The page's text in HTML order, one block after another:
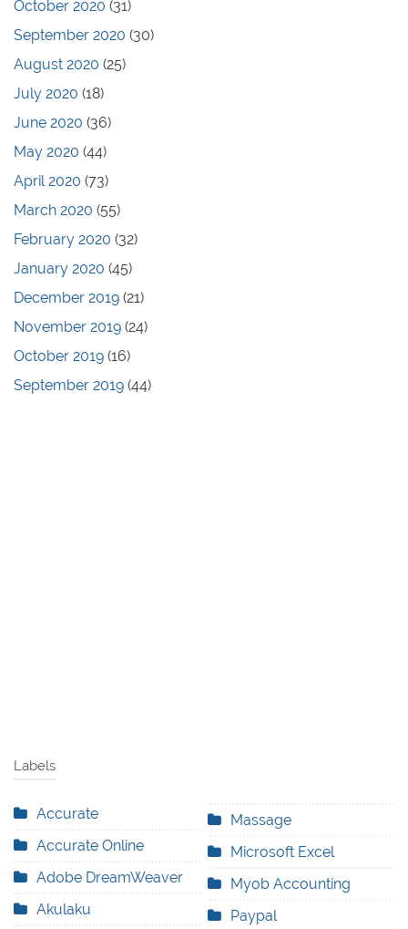
October 2020 (31)
September 2020 (30)
August 2020 (25)
July 2020 (18)
June 2020 (36)
May 2020 (44)
April 2020 (73)
March 2020 (55)
February 2020 (32)
January 2020 (45)
December 2019 (21)
November 2019 (24)
October 2019 (16)
September 2019 (44)
Labels
Accurate
Accurate Online
Adobe DreamWeaver
Akulaku
Massage
Microsoft Excel
Myob Accounting
Paypal